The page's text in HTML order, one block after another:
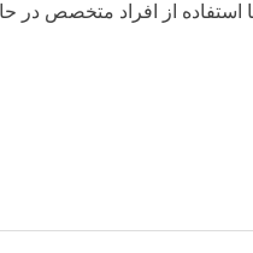
استفاده از افراد متخصص در